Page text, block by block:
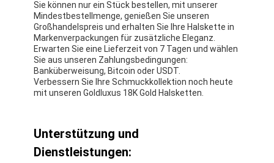
Sie können nur ein Stück bestellen, mit unserer
Mindestbestellmenge, genießen Sie unseren
Großhandelspreis und erhalten Sie Ihre Halskette in
Markenverpackungen für zusätzliche Eleganz.
Erwarten Sie eine Lieferzeit von 7 Tagen und wählen
Sie aus unseren Zahlungsbedingungen:
Banküberweisung, Bitcoin oder USDT.
Verbessern Sie Ihre Schmuckkollektion noch heute
mit unseren Goldluxus 18K Gold Halsketten.
Unterstützung und
Dienstleistungen: